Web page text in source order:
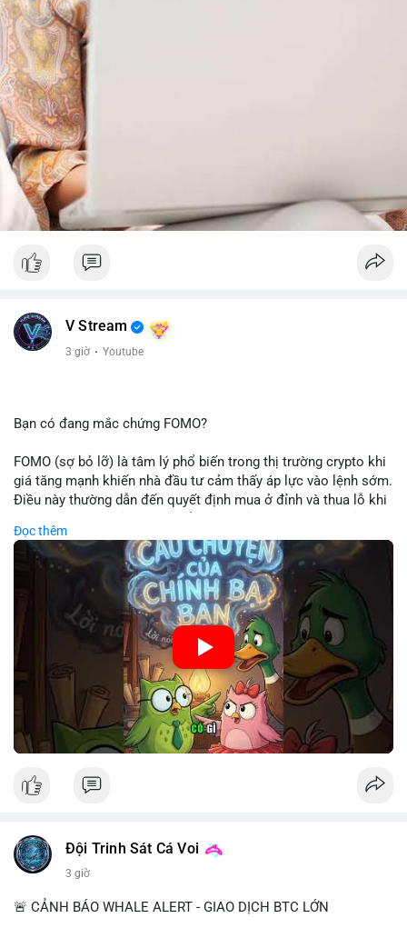
V Stream
3 giờ · Youtube
Bạn có đang mắc chứng FOMO?
FOMO (sợ bỏ lỡ) là tâm lý phổ biến trong thị trường crypto khi
giá tăng mạnh khiến nhà đầu tư cảm thấy áp lực vào lệnh sớm.
Điều này thường dẫn đến quyết định mua ở đỉnh và thua lỗ khi
chiến lược đầu tư rõ ràng.
🎥 Xem video trực tiếp tại:
Nguồn: Cú Thông Thái
Đọc thêm
Đội Trinh Sát Cá Voi
3 giờ
🚨 CẢNH BÁO WHALE ALERT - GIAO DỊCH BTC LỚN